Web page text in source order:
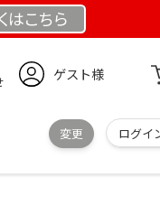
はこちら
ゲスト様
変更 ログイ